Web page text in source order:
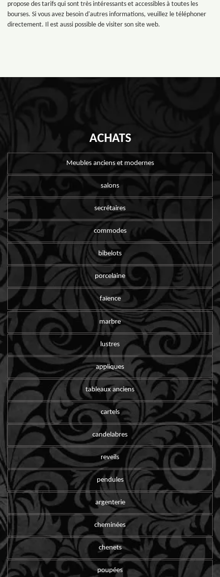
propose des tarifs qui sont très intéressants et accessibles à toutes les
bourses. Si vous avez besoin d'autres informations, veuillez le téléphoner
directement. Il est aussi possible de visiter son site web.
ACHATS
Meubles anciens et modernes
salons
secrétaires
commodes
bibelots
porcelaine
faïence
marbre
lustres
appliques
tableaux anciens
cartels
candelabres
reveils
pendules
argenterie
cheminées
chenets
poupées